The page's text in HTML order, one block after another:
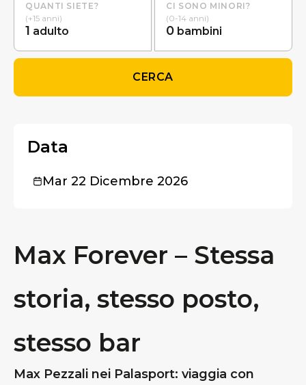
QUANTI SIETE?
(+15 anni)
1 adulto
CI SONO MINORI?
(0-14 anni)
0 bambini
CERCA
Max Forever – Stessa
storia, stesso posto,
stesso bar
Max Pezzali nei Palasport: viaggia con
Data
Mar 22 Dicembre 2026